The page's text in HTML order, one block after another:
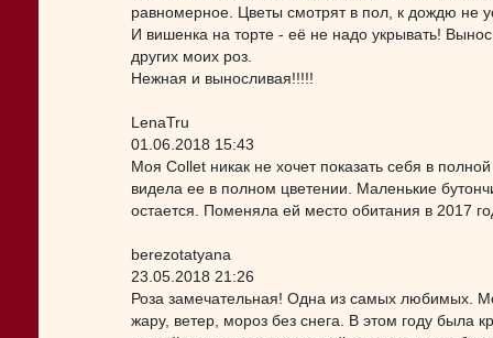
равномерное. Цветы смотрят в пол, к дождю не
И вишенка на торте - её не надо укрывать!
других моих роз.
Нежная и выносливая!!!!!
LenaTru
01.06.2018 15:43
Моя Collet никак не хочет показать себя в
видела ее в полном цветении. Маленькие
остается. Поменяла ей место обитания в 2017
berezotatyana
23.05.2018 21:26
Роза замечательная! Одна из самых любимых.
жару, ветер, мороз без снега. В этом году была